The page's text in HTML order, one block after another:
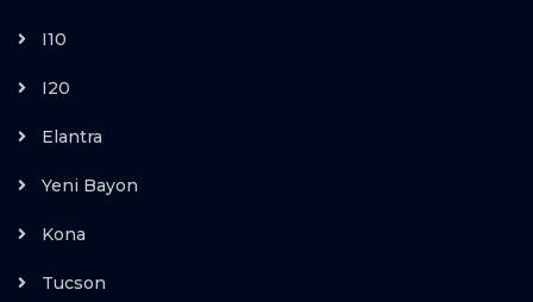
I10
I20
Elantra
Yeni Bayon
Kona
Tucson